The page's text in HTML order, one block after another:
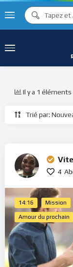
Trié par:
Il y a 1
4
14:16 Mission
Amour du prochain